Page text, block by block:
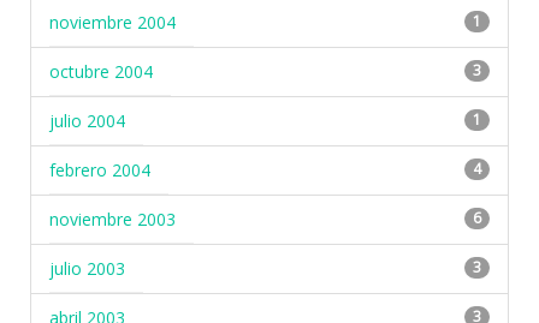
noviembre 2004 1
octubre 2004 3
julio 2004 1
febrero 2004 4
noviembre 2003 6
julio 2003 3
abril 2003 3